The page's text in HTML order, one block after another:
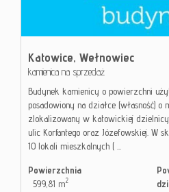
Katowice, Wełnowiec
kamienica na sprzedaż
Budynek kamienicy o powierzchni
posadowiony na działce (własność)
zlokalizowany w katowickiej
ulic Korfantego oraz Józefowskiej. W
10 lokali mieszkalnych ( ...
Powierzchnia
599,81 m2